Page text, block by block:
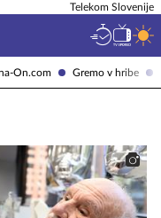
On.com Gremo v hribe
Telekom Slovenije